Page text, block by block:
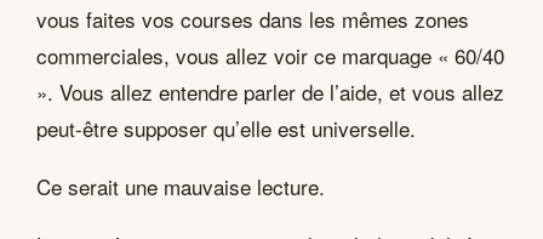
vous faites vos courses dans les mêmes zones
commerciales, vous allez voir ce marquage « 60/40
». Vous allez entendre parler de l’aide, et vous allez
peut-être supposer qu’elle est universelle.
Ce serait une mauvaise lecture.